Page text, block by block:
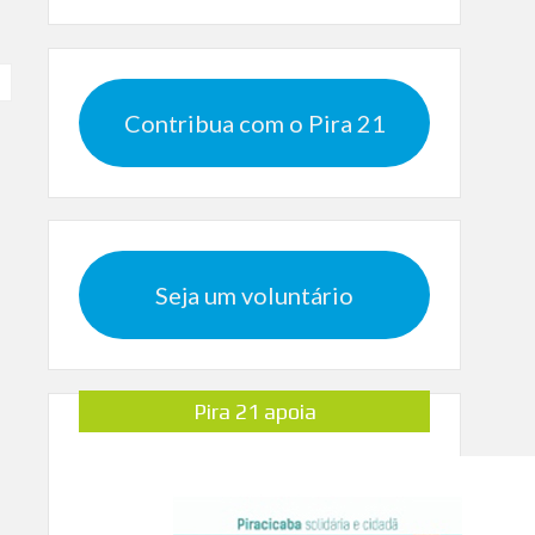
Contribua com o Pira 21
Seja um voluntário
Pira 21 apoia